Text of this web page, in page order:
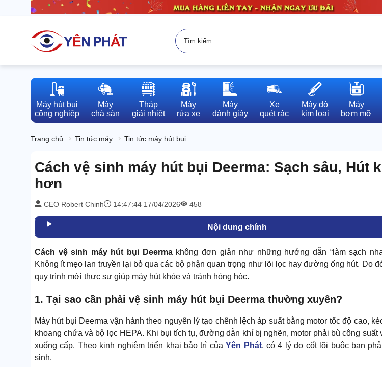
Máy hút bụi
công nghiệp
Máy
chà sàn
Tháp
giải nhiệt
Máy
rửa xe
Máy
đánh giày
Xe
quét rác
Máy dò
kim loại
Máy
bơm mỡ
Trang chủ Tin tức máy Tin tức máy hút bụi
Cách vệ sinh máy hút bụi Deerma: Sạch sâu, Hút
hơn
CEO Robert Chinh 14:47:44 17/04/2026 458
Nội dung chính
Cách vệ sinh máy hút bụi Deermakhông đơn giản như những hướng dẫn “làm sạch
Không ít mẹo lan truyền lại bỏ qua các bộ phận quan trọng như lõi lọc hay đường ống hút. Do
quy trình mới thực sự giúp máy hút khỏe và tránh hỏng hóc.
1. Tại sao cần phải vệ sinh máy hút bụi Deerma thường xuyên?
Máy hút bụi Deerma vận hành theo nguyên lý tạo chênh lệch áp suất bằng motor tốc độ cao,
khoang chứa và bộ lọc HEPA. Khi bụi tích tụ, đường dẫn khí bị nghẽn, motor phải bù công suất
xuống cấp. Theo kinh nghiệm triển khai bảo trì củaYên Phát, có 4 lý do cốt lõi buộc bạn
sinh.